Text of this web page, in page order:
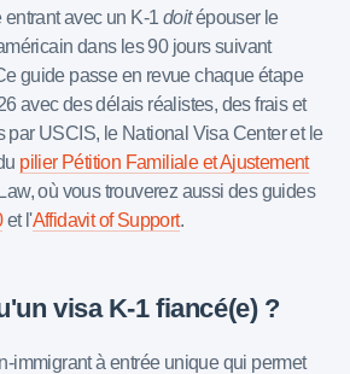
avec un K-1 doitépouser le
dans les 90 jours suivant
guide passe en revue chaque étape
avec des délais réalistes, des frais et
par USCIS, le National Visa Center et le
pilier Pétition Familiale et Ajustement
où vous trouverez aussi des guides
et l'Affidavit of Support.
visa K-1 fiancé(e) ?
immigrant à entrée unique qui permet